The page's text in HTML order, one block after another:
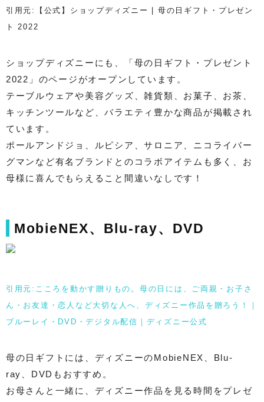
引用元:【公式】ショップディズニー | 母の日ギフト・プレゼン
ト 2022
ショップディズニーにも、「母の日ギフト・プレゼント
2022」のページがオープンしています。
テーブルウェアや美容グッズ、雑貨類、お菓子、お茶、
キッチンツールなど、バラエティ豊かな商品が掲載され
ています。
ポールアンドジョ、ルピシア、サロニア、ニコライバー
グマンなど有名ブランドとのコラボアイテムも多く、お
母様に喜んでもらえること間違いなしです！
MobieNEX、Blu-ray、DVD
引用元:こころを動かす贈りもの。母の日には、ご両親・お子さ
ん・お友達・恋人など大切な人へ、ディズニー作品を贈ろう！｜
ブルーレイ・DVD・デジタル配信｜ディズニー公式
母の日ギフトには、ディズニーのMobieNEX、Blu-
ray、DVDもおすすめ。
お母さんと一緒に、ディズニー作品を見る時間をプレゼ